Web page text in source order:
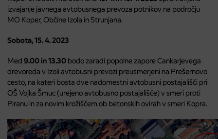
izvajanje javnega avtobusnega prevoza potnikov na področju
MO Koper, Občine Izola in Strunjana.
Sobota, 15. 4. 2023
Med 9.00 in 13.30 bodo zaradi popolne zapore Cankarjevega
drevoreda v Izoli avtobusni prevozi preusmerjeni na Prešernovo
cesto, na kateri bosta dve nadomestni avtobusni postajališči pri
OŠ Vojka Šmuc (urejeno avtobusno postajališče) v smeri proti
Piranu in za novim krožiščem ob betonskih ovirah v smeri Kopra.